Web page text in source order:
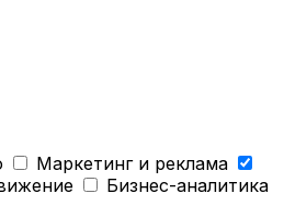
Маркетинг и реклама
Бизнес-аналитика